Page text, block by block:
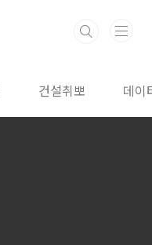
건설취뽀 데이